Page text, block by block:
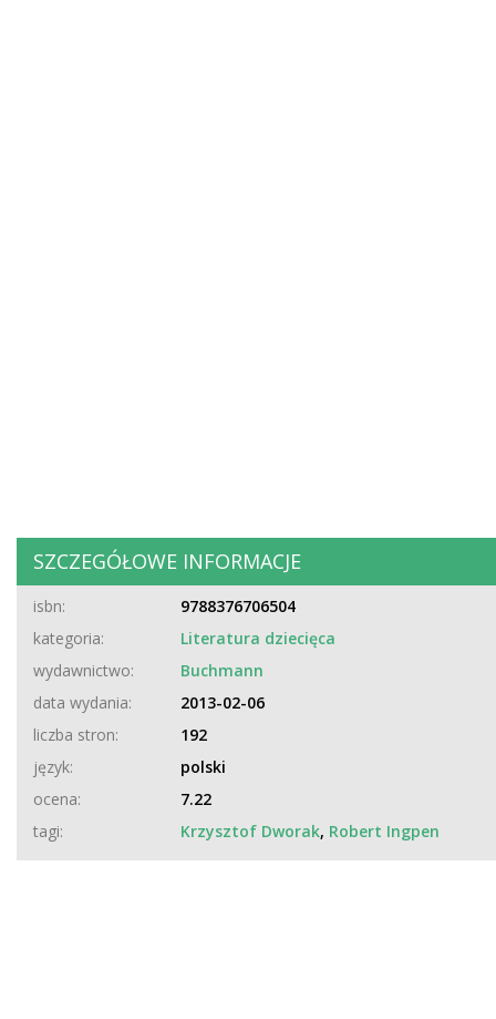
SZCZEGÓŁOWE INFORMACJE
isbn:
9788376706504
kategoria:
Literatura dziecięca
wydawnictwo:
Buchmann
data wydania:
2013-02-06
liczba stron:
192
język:
polski
ocena:
7.22
tagi:
Krzysztof Dworak, Robert Ingpen